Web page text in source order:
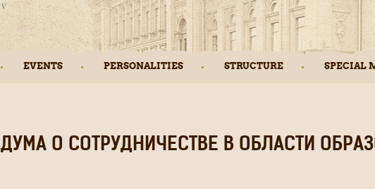
EVENTS PERSONALITIES STRUCTURE SPECIAL
О СОТРУДНИЧЕСТВЕ В ОБЛАСТИ